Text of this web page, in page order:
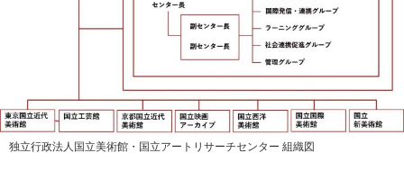
独立行政法人国立美術館・国立アートリサーチセンター 組織図